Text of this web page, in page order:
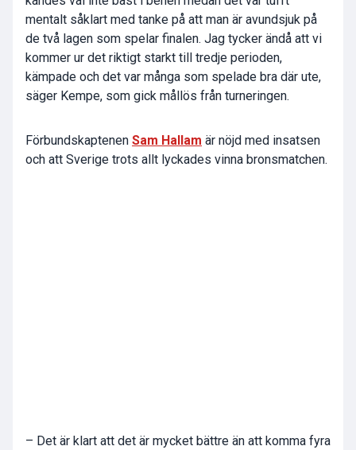
mentalt såklart med tanke på att man är avundsjuk på
de två lagen som spelar finalen. Jag tycker ändå att vi
kommer ur det riktigt starkt till tredje perioden,
kämpade och det var många som spelade bra där ute,
säger Kempe, som gick mållös från turneringen.
Förbundskaptenen Sam Hallam är nöjd med insatsen
och att Sverige trots allt lyckades vinna bronsmatchen.
– Det är klart att det är mycket bättre än att komma fyra